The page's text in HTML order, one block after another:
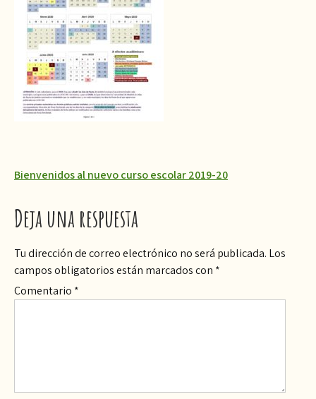
Navegación
de
entradas
Bienvenidos al nuevo curso escolar 2019-20
Deja una respuesta
Tu dirección de correo electrónico no será publicada. Los
campos obligatorios están marcados con *
Comentario *